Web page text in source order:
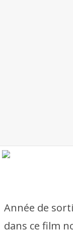
Année de
dans ce film